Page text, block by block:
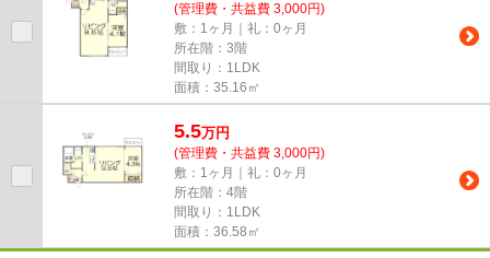
(管理費・共益費 3,000円)
敷：1ヶ月｜礼：0ヶ月
所在階：3階
間取り：1LDK
面積：35.16㎡
5.5万円
(管理費・共益費 3,000円)
敷：1ヶ月｜礼：0ヶ月
所在階：4階
間取り：1LDK
面積：36.58㎡